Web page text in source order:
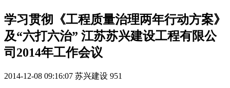
学习贯彻《工程质量治理两年行动方案》
及“六打六治” 江苏苏兴建设工程有限公
司2014年工作会议
2014-12-08 09:16:07 苏兴建设 951